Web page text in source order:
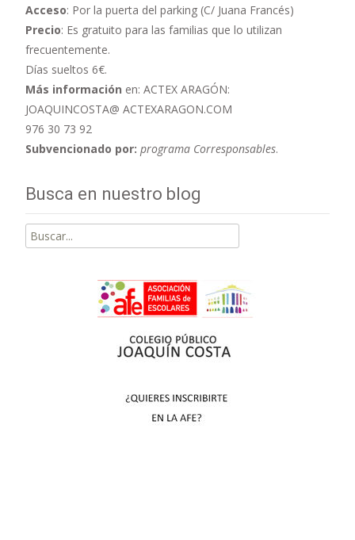
Acceso: Por la puerta del parking (C/ Juana Francés)
Precio: Es gratuito para las familias que lo utilizan
frecuentemente.
Días sueltos 6€.
Más información en: ACTEX ARAGÓN:
JOAQUINCOSTA@ ACTEXARAGON.COM
976 30 73 92
Subvencionado por: programa Corresponsables.
Busca en nuestro blog
Buscar
por: